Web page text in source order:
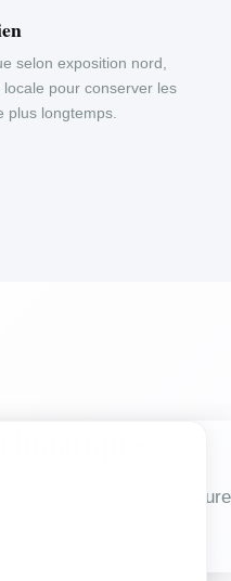
selon exposition nord,
pour conserver les
plus longtemps.
vos travaux de couverture